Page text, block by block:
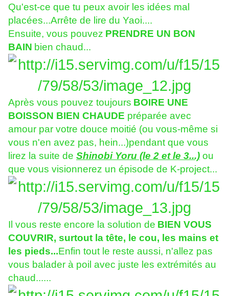
Qu'est-ce que tu peux avoir les idées mal
placées...Arrête de lire du Yaoi....
Ensuite, vous pouvez PRENDRE UN BON
BAIN bien chaud...
Après vous pouvez toujours BOIRE UNE
BOISSON BIEN CHAUDE préparée avec
amour par votre douce moitié (ou vous-même si
vous n'en avez pas, hein...)pendant que vous
lirez la suite de Shinobi Yoru (le 2 et le 3...) ou
que vous visionnerez un épisode de K-project...
Il vous reste encore la solution de BIEN VOUS
COUVRIR, surtout la tête, le cou, les mains et
les pieds...Enfin tout le reste aussi, n'allez pas
vous balader à poil avec juste les extrémités au
chaud......